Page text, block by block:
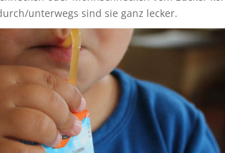
unterwegs sind sie ganz lecker.